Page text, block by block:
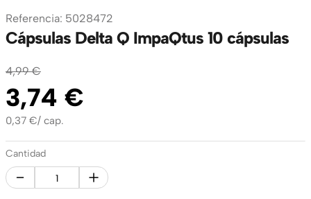
Referencia: 5028472
Cápsulas Delta Q ImpaQtus 10 cápsulas
4,99 €
3,74 €
0,37 €/ cap.
Cantidad